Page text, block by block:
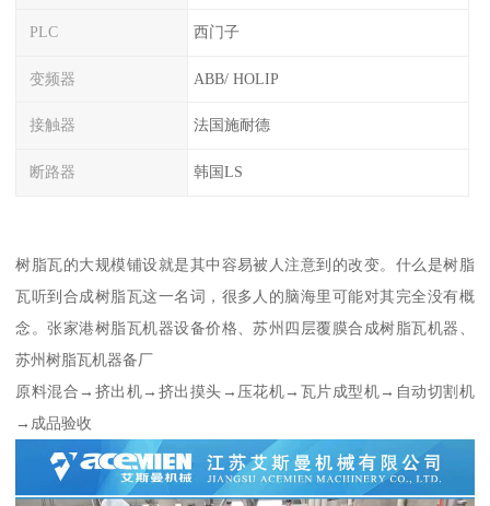
PLC 西门子
变频器 ABB/ HOLIP
接触器 法国施耐德
断路器 韩国LS
树脂瓦的大规模铺设就是其中容易被人注意到的改变。什么是树脂
瓦听到合成树脂瓦这一名词，很多人的脑海里可能对其完全没有概
念。张家港树脂瓦机器设备价格、苏州四层覆膜合成树脂瓦机器、
苏州树脂瓦机器备厂
原料混合→挤出机→挤出摸头→压花机→瓦片成型机→自动切割机
→成品验收